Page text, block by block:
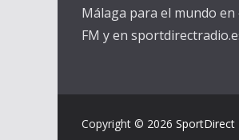
Málaga para el mundo en
FM y en
Copyright © 2026 SportDirect